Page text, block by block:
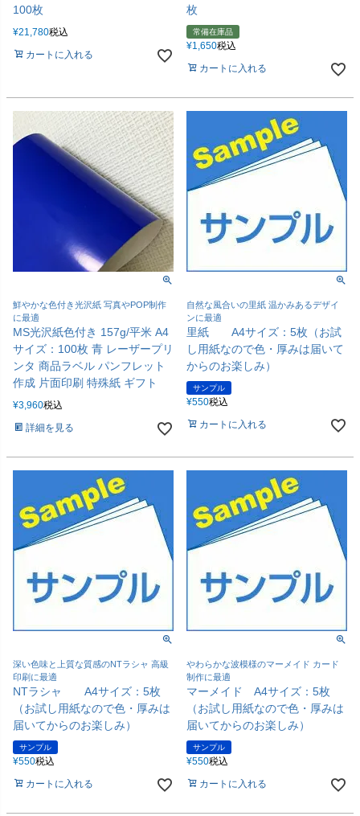
100枚
¥21,780税込
カートに入れる
枚
常備在庫品
¥1,650税込
カートに入れる
鮮やかな色付き光沢紙 写真やPOP制作
に最適
MS光沢紙色付き 157g/平米 A4
サイズ：100枚 青 レーザープリ
ンタ 商品ラベル パンフレット
作成 片面印刷 特殊紙 ギフト
¥3,960税込
詳細を見る
自然な風合いの里紙 温かみあるデザイ
ンに最適
里紙 A4サイズ：5枚（お試
し用紙なので色・厚みは届いて
からのお楽しみ）
サンプル
¥550税込
カートに入れる
深い色味と上質な質感のNTラシャ 高級
印刷に最適
NTラシャ A4サイズ：5枚
（お試し用紙なので色・厚みは
届いてからのお楽しみ）
サンプル
¥550税込
カートに入れる
やわらかな波模様のマーメイド カード
制作に最適
マーメイド A4サイズ：5枚
（お試し用紙なので色・厚みは
届いてからのお楽しみ）
サンプル
¥550税込
カートに入れる